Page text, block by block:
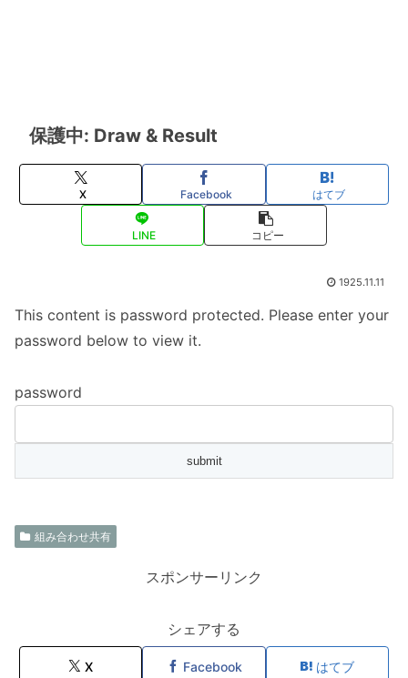
保護中: Draw & Result
X Facebook はてブ
LINE コピー
1925.11.11
This content is password protected. Please enter your
password below to view it.
password
組み合わせ共有
スポンサーリンク
シェアする
X Facebook はてブ